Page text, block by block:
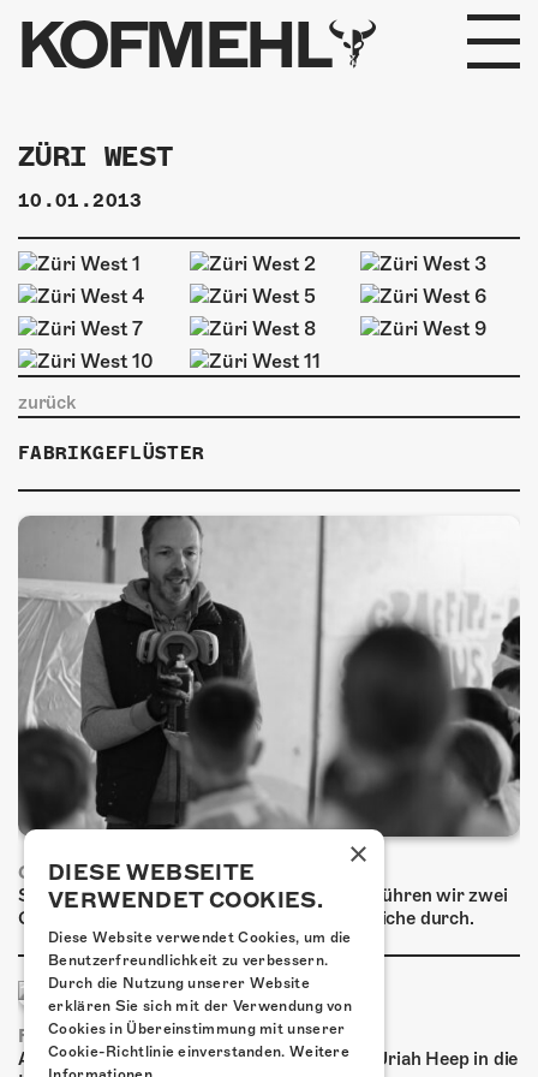
KOFMEHL
PROGRAMM
FABRIKGEFLÜSTER
GALERIE
FOTOGALERIE
PHOTOMAT
INFOS
KONTAKT
ÜBER UNS
GÖNNEREI
SHOP
MITMACHEN
ZÜRI WEST
10.01.2013
zurück
FABRIKGEFLÜSTER
GRAFFITI-WORKSHOPS
Spray dein eigenes Graffiti! Im September führen wir zwei
Graffiti-Workshops für Kinder und Jugendliche durch.
FRISCH BESTÄTIGT: URIAH HEEP
Am Sonntag, 15. November 2026 kommen Uriah Heep in die
×
DIESE WEBSEITE
VERWENDET COOKIES.
Diese Website verwendet Cookies, um die
Benutzerfreundlichkeit zu verbessern.
Durch die Nutzung unserer Website
erklären Sie sich mit der Verwendung von
Cookies in Übereinstimmung mit unserer
Cookie-Richtlinie einverstanden. Weitere